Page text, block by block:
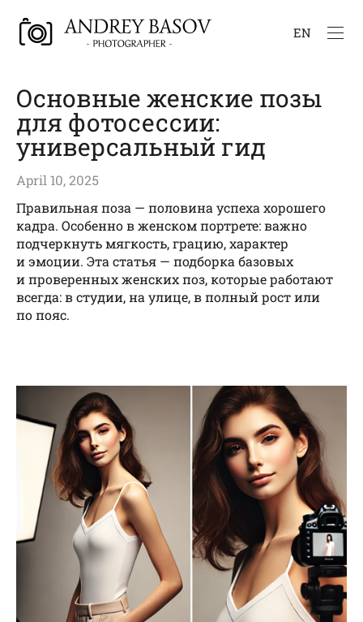
EN
Основные женские позы
для фотосессии:
универсальный гид
April 10, 2025
Правильная поза — половина успеха хорошего
кадра. Особенно в женском портрете: важно
подчеркнуть мягкость, грацию, характер
и эмоции. Эта статья — подборка базовых
и проверенных женских поз, которые работают
всегда: в студии, на улице, в полный рост или
по пояс.